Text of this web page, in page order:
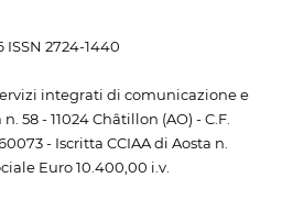
ISSN 2724-1440
integrati di comunicazione e
58 - 11024 Châtillon (AO) - C.F.
- Iscritta CCIAA di Aosta n.
Euro 10.400,00 i.v.